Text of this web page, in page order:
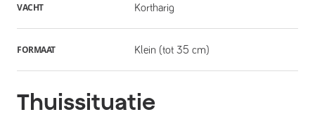
VACHT Kortharig
FORMAAT Klein (tot 35 cm)
Thuissituatie